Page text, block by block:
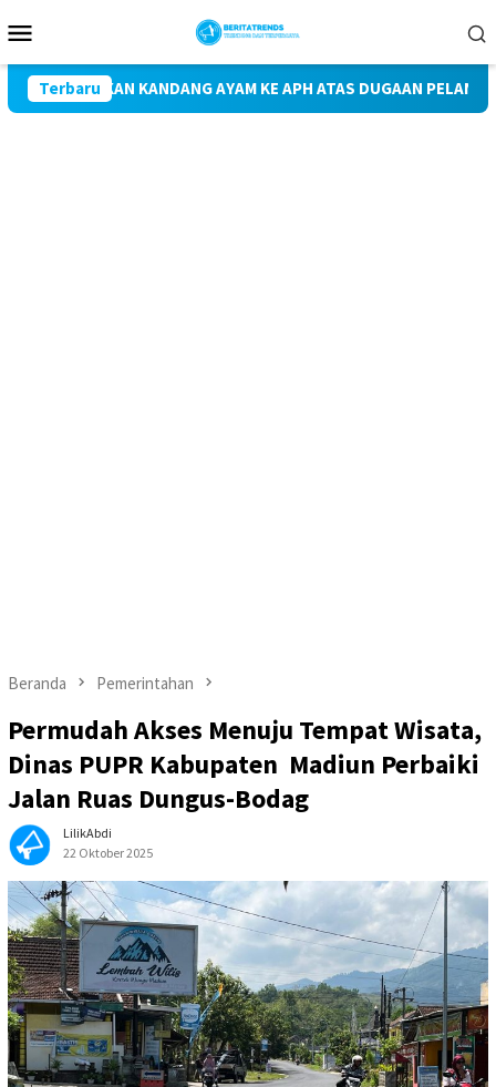
ke
Mobile
Terbaru
KANDANG AYAM KE APH ATAS DUGAAN PELANGGARAN UU
Beranda Pemerintahan
Permudah Akses Menuju Tempat Wisata,
Dinas PUPR Kabupaten Madiun Perbaiki
Jalan Ruas Dungus-Bodag
LilikAbdi
22 Oktober 2025